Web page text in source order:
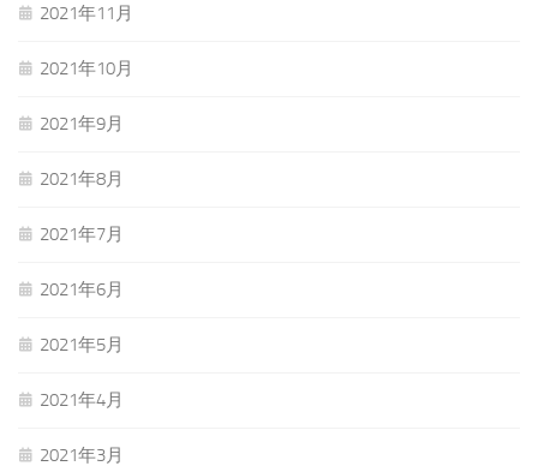
2021年11月
2021年10月
2021年9月
2021年8月
2021年7月
2021年6月
2021年5月
2021年4月
2021年3月